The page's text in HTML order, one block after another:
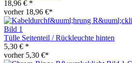
18,96 € *
vorher 18,96 €*
Tülle Seitenteil / Rückleuchte hinten
5,30 € *
vorher 5,30 €*